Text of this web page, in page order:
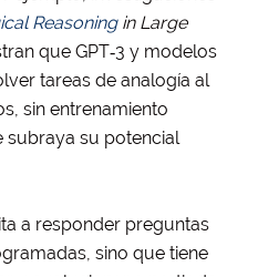
Reasoningin Large
que GPT‑3 y modelos
tareas de analogía al
sin entrenamiento
subraya su potencial
a responder preguntas
sino que tiene